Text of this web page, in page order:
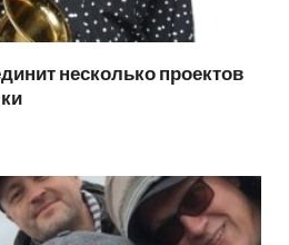
несколько проектов